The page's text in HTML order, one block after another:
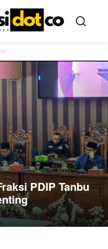
PDIP Tanbu